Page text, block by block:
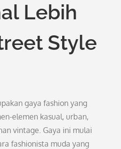
Lebih
Style
gaya fashion yang
elemen kasual, urban,
vintage. Gaya ini mulai
fashionista muda yang